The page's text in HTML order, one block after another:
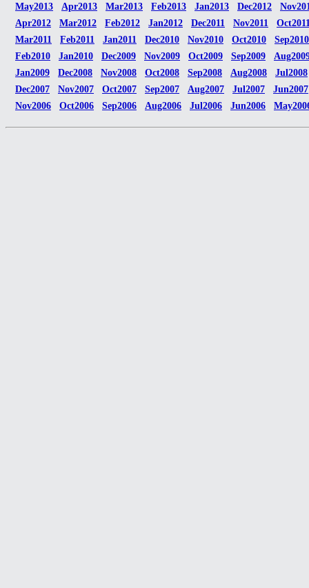
May2013
Apr2013 Mar2013 Feb2013 Jan2013 Dec2012
Apr2012
Mar2012 Feb2012 Jan2012 Dec2011 Nov2011
Mar2011
Feb2011 Jan2011 Dec2010 Nov2010 Oct2010
Sep2010
Feb2010
Jan2010 Dec2009 Nov2009 Oct2009 Sep2009
Jan2009
Dec2008 Nov2008 Oct2008 Sep2008 Aug2008
Jul2008
Dec2007
Nov2007 Oct2007 Sep2007 Aug2007 Jul2007
Jun2007
Nov2006
Oct2006 Sep2006 Aug2006 Jul2006 Jun2006